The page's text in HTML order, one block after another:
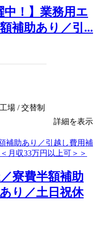
中！】業務用エ
補助あり／引...
場 / 交替制
詳細を表示
寮費半額補助
り／土日祝休